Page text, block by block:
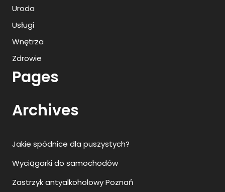
Uroda
Usługi
Wnętrza
Zdrowie
Pages
Archives
Jakie spódnice dla puszystych?
Wyciągarki do samochodów
Zastrzyk antyalkoholowy Poznań